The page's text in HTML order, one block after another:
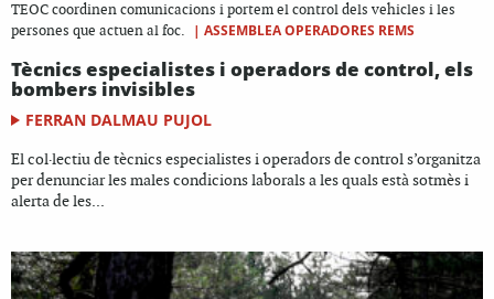
TEOC coordinen comunicacions i portem el control dels vehicles i les
persones que actuen al foc.
| ASSEMBLEA OPERADORES REMS
Tècnics especialistes i operadors de control, els
bombers invisibles
FERRAN DALMAU PUJOL
El col·lectiu de tècnics especialistes i operadors de control s’organitza
per denunciar les males condicions laborals a les quals està sotmès i
alerta de les...